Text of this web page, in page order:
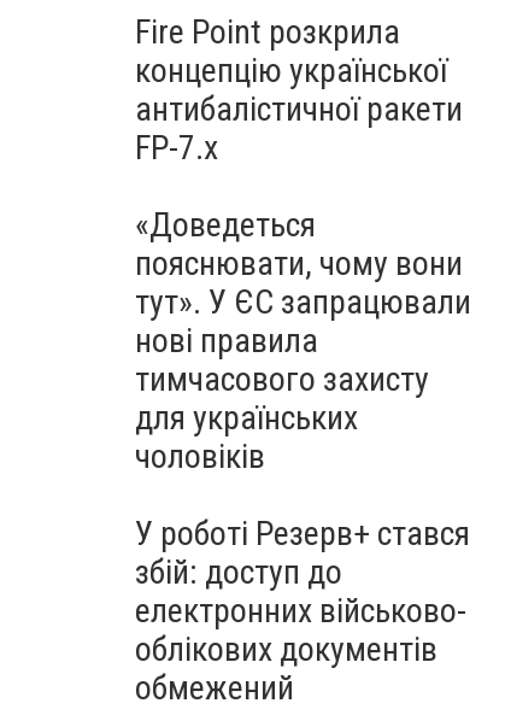
Fire Point розкрила
концепцію української
антибалістичної ракети
FP-7.x
«Доведеться
пояснювати, чому вони
тут». У ЄС запрацювали
нові правила
тимчасового захисту
для українських
чоловіків
У роботі Резерв+ стався
збій: доступ до
електронних військово-
облікових документів
обмежений